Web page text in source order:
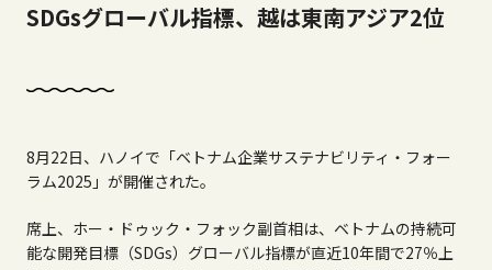
SDGsグローバル指標、越は東南アジア2位
8月22日、ハノイで「ベトナム企業サステナビリティ・フォー
ラム2025 」が開催された。
席上、ホー・ドゥック・フォック副首相は、ベトナムの持続可
能な開発目標（SDGs）グローバル指標が直近10年間で27％上